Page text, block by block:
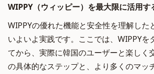
WIPPY（ウィッピー）を最大限に活用す
WIPPYの優れた機能と安全性を理解した
いよいよ実践です。ここでは、WIPPYを
てから、実際に韓国のユーザーと楽しく
の具体的なステップと、より多くのマッ